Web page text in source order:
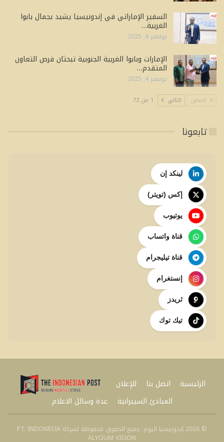
السفير الإماراتي في إندونيسيا يشيد بجمال بابوا
الغربية…
نوفمبر 4, 2025
الإمارات وبابوا الغربية الجنوبية تبحثان فرص التعاون
المتقدم…
نوفمبر 4, 2025
السابق التالي 1 من 72
تابعونا
لينكد إن
إكس (تويتر)
يوتيوب
قناة واتساب
قناة تيليجرام
إنستغرام
ثريدز
تيك توك
الرئيسية اتصل بنا
للإعلان
المبادئ السيبرانية
عدة وسائل الاعلام
© 2026 إندونيسيا اليوم. جميع الحقوق محفوظة لشركة PT. INDONESIA
ALYOUM VISION